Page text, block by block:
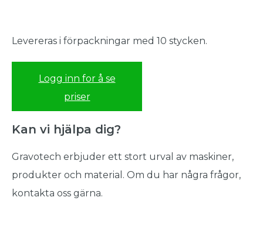
Levereras i förpackningar med 10 stycken.
Logg inn for å se
priser
Kan vi hjälpa dig?
Gravotech erbjuder ett stort urval av maskiner,
produkter och material. Om du har några frågor,
kontakta oss gärna.